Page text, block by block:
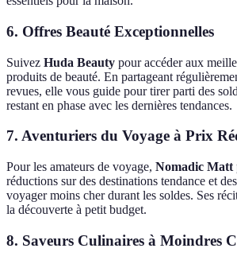
6. Offres Beauté Exceptionnelles
Suivez Huda Beauty pour accéder aux
produits de beauté. En partageant
revues, elle vous guide pour tirer parti des
restant en phase avec les dernières tendances.
7. Aventuriers du Voyage à Prix
Pour les amateurs de voyage, Nomadic Matt
réductions sur des destinations tendance et
voyager moins cher durant les soldes. Ses
la découverte à petit budget.
8. Saveurs Culinaires à Moindres